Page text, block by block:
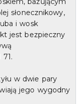
słonecznikowy,
i wosk
jest bezpieczny
w dwie pary
jego wygodny